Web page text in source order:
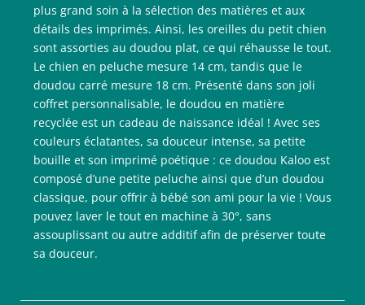
plus grand soin à la sélection des matières et aux
détails des imprimés. Ainsi, les oreilles du petit chien
sont assorties au doudou plat, ce qui réhausse le tout.
Le chien en peluche mesure 14 cm, tandis que le
doudou carré mesure 18 cm. Présenté dans son joli
coffret personnalisable, le doudou en matière
recyclée est un cadeau de naissance idéal ! Avec ses
couleurs éclatantes, sa douceur intense, sa petite
bouille et son imprimé poétique : ce doudou Kaloo est
composé d’une petite peluche ainsi que d’un doudou
classique, pour offrir à bébé son ami pour la vie ! Vous
pouvez laver le tout en machine à 30°, sans
assouplissant ou autre additif afin de préserver toute
sa douceur.